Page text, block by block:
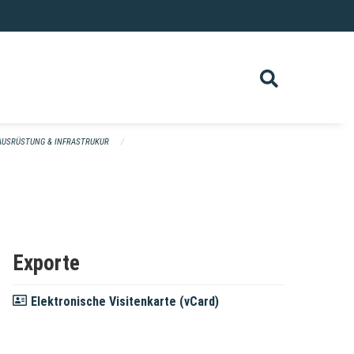
& INFRASTRUKUR
Exporte
Elektronische Visitenkarte (vCard)